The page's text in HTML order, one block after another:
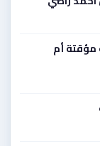
مؤقتة أم